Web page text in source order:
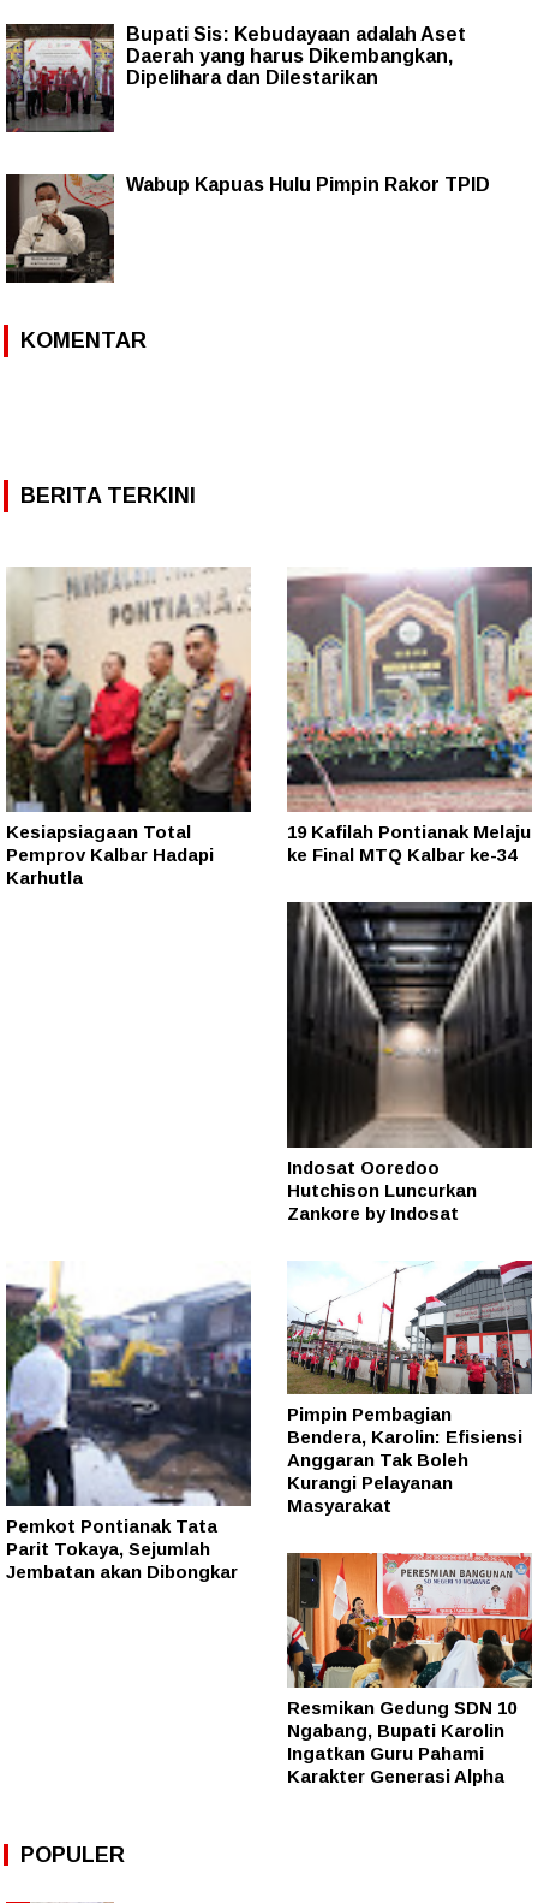
Bupati Sis: Kebudayaan adalah Aset
Daerah yang harus Dikembangkan,
Dipelihara dan Dilestarikan
Wabup Kapuas Hulu Pimpin Rakor TPID
KOMENTAR
BERITA TERKINI
Kesiapsiagaan Total
Pemprov Kalbar Hadapi
Karhutla
19 Kafilah Pontianak Melaju
ke Final MTQ Kalbar ke-34
Indosat Ooredoo
Hutchison Luncurkan
Zankore by Indosat
Pemkot Pontianak Tata
Parit Tokaya, Sejumlah
Jembatan akan Dibongkar
Pimpin Pembagian
Bendera, Karolin: Efisiensi
Anggaran Tak Boleh
Kurangi Pelayanan
Masyarakat
Resmikan Gedung SDN 10
Ngabang, Bupati Karolin
Ingatkan Guru Pahami
Karakter Generasi Alpha
POPULER